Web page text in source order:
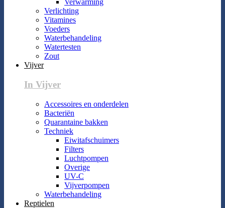
Verwarming
Verlichting
Vitamines
Voeders
Waterbehandeling
Watertesten
Zout
Vijver
In Vijver
Accessoires en onderdelen
Bacteriën
Quarantaine bakken
Techniek
Eiwitafschuimers
Filters
Luchtpompen
Overige
UV-C
Vijverpompen
Waterbehandeling
Reptielen